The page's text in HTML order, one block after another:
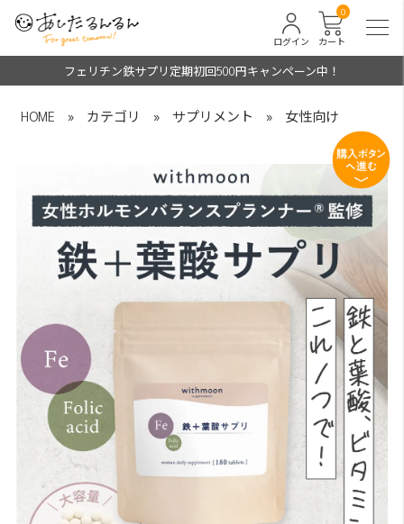
カート
0
ログイン
フェリチン鉄サプリ定期初回500円キャンペーン中！
HOME » カテゴリ » サプリメント » 女性向け